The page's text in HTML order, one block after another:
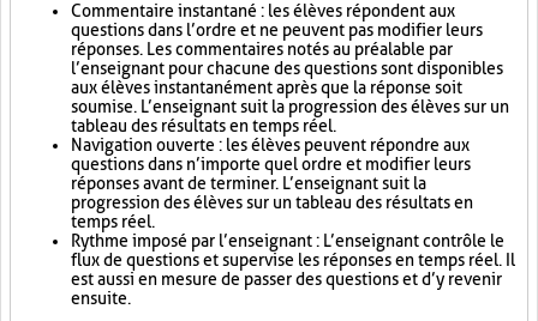
Commentaire instantané : les élèves répondent aux
questions dans l’ordre et ne peuvent pas modifier leurs
réponses. Les commentaires notés au préalable par
l’enseignant pour chacune des questions sont disponibles
aux élèves instantanément après que la réponse soit
soumise. L’enseignant suit la progression des élèves sur un
tableau des résultats en temps réel.
Navigation ouverte : les élèves peuvent répondre aux
questions dans n’importe quel ordre et modifier leurs
réponses avant de terminer. L’enseignant suit la
progression des élèves sur un tableau des résultats en
temps réel.
Rythme imposé par l’enseignant : L’enseignant contrôle le
flux de questions et supervise les réponses en temps réel. Il
est aussi en mesure de passer des questions et d’y revenir
ensuite.